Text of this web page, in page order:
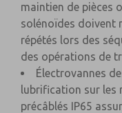
maintien de pièces
solénoïdes doivent
répétés lors des
des opérations de
Électrovannes
lubrification sur les
précâblés IP65